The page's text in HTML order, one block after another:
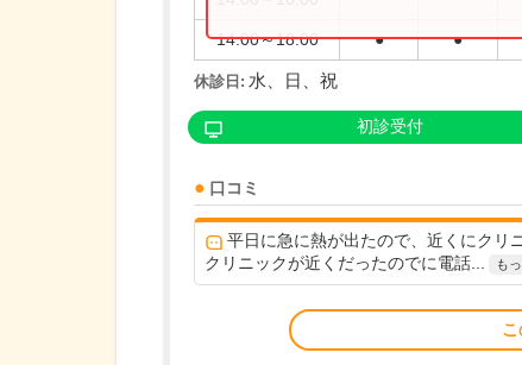
14:00～18:00 ● ●
休診日: 水、日、祝
初診受付
口コミ
平日に急に熱が出たので、近くにクリ
クリニックが近くだったのでに電話...
も